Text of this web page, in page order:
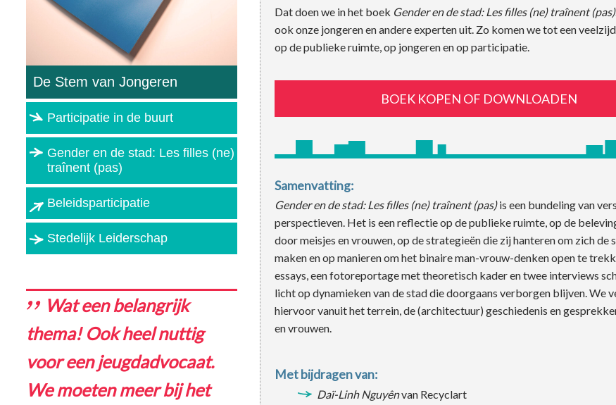
De Stem van Jongeren
Participatie in de buurt
Gender en de stad: Les filles (ne)
traînent (pas)
Beleidsparticipatie
Stedelijk Leiderschap
Wat een belangrijk
thema! Ook heel nuttig
voor een jeugdadvocaat.
We moeten meer bij het
Dat doen we in het boek Gender en de stad: Les filles (ne) traînent (pas)
ook onze jongeren en andere experten uit. Zo komen we tot een
op de publieke ruimte, op jongeren en op participatie.
BOEK KOPEN OF DOWNLOADEN
Samenvatting:
Gender en de stad: Les filles (ne) traînent (pas)is een bundeling van
perspectieven. Het is een reflectie op de publieke ruimte, op de
door meisjes en vrouwen, op de strategieën die zij hanteren om zich de
maken en op manieren om het binaire man-vrouw-denken open te
essays, een fotoreportage met theoretisch kader en twee interviews
licht op dynamieken van de stad die doorgaans verborgen blijven. We
hiervoor vanuit het terrein, de (architectuur) geschiedenis en
en vrouwen.
Met bijdragen van:
Daï-Linh Nguyênvan Recyclart